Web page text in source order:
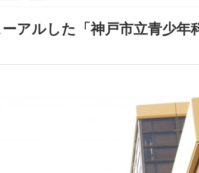
アルした「神戸市立青少年